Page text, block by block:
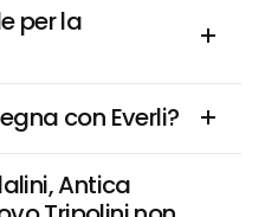
per la
con Everli?
Antica